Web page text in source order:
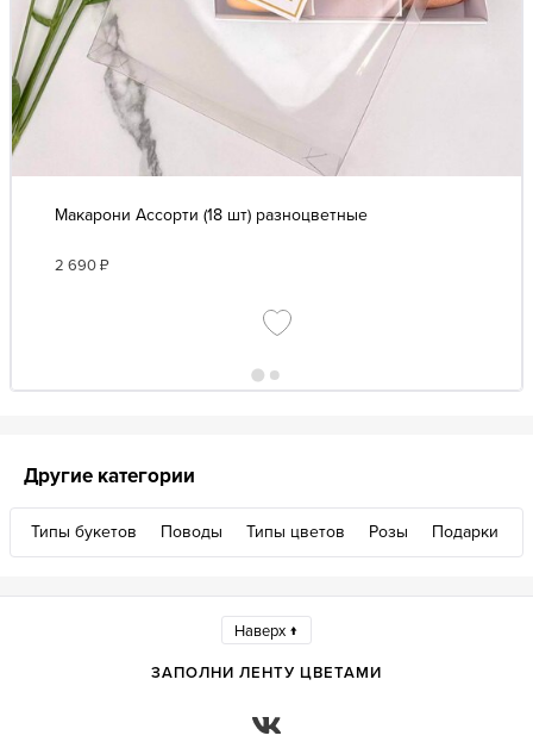
Макарони Ассорти (18 шт) разноцветные
2 690₽
Другие категории
Типы букетов Поводы Типы цветов Розы Подарки
ЗАПОЛНИ ЛЕНТУ ЦВЕТАМИ
Наверх ↑